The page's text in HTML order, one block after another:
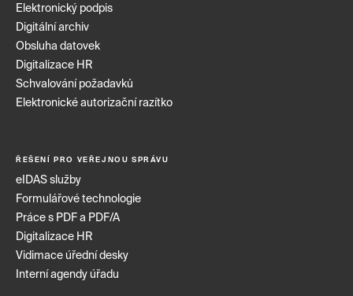
Elektronický podpis
Digitální archiv
Obsluha datovek
Digitalizace HR
Schvalování požadavků
Elektronické autorizační razítko
ŘEŠENÍ PRO VEŘEJNOU SPRÁVU
eIDAS služby
Formulářové technologie
Práce s PDF a PDF/A
Digitalizace HR
Vidimace úřední desky
Interní agendy úřadu